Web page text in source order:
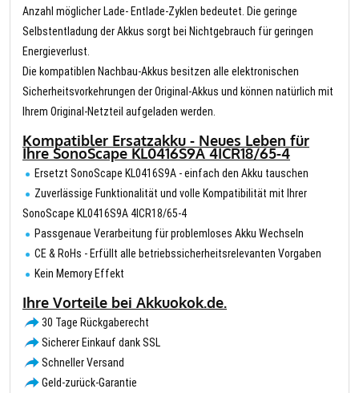
Anzahl möglicher Lade- Entlade-Zyklen bedeutet. Die geringe
Selbstentladung der Akkus sorgt bei Nichtgebrauch für geringen
Energieverlust.
Die kompatiblen Nachbau-Akkus besitzen alle elektronischen
Sicherheitsvorkehrungen der Original-Akkus und können natürlich mit
Ihrem Original-Netzteil aufgeladen werden.
Kompatibler Ersatzakku - Neues Leben für
Ihre SonoScape KL0416S9A 4ICR18/65-4
Ersetzt SonoScape KL0416S9A - einfach den Akku tauschen
Zuverlässige Funktionalität und volle Kompatibilität mit Ihrer
SonoScape KL0416S9A 4ICR18/65-4
Passgenaue Verarbeitung für problemloses Akku Wechseln
CE & RoHs - Erfüllt alle betriebssicherheitsrelevanten Vorgaben
Kein Memory Effekt
Ihre Vorteile bei Akkuokok.de.
30 Tage Rückgaberecht
Sicherer Einkauf dank SSL
Schneller Versand
Geld-zurück-Garantie